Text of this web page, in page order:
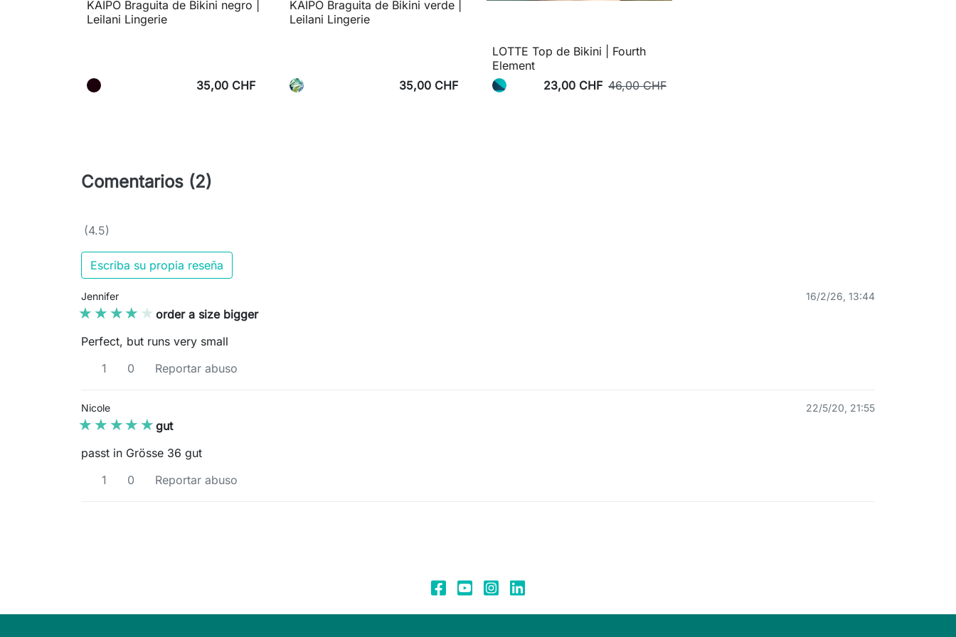
KAIPO Braguita de Bikini negro |
Leilani Lingerie
35,00 CHF
KAIPO Braguita de Bikini verde |
Leilani Lingerie
35,00 CHF
LOTTE Top de Bikini | Fourth
Element
23,00 CHF 46,00 CHF
Comentarios (2)
(4.5)
Escriba su propia reseña
Jennifer 16/2/26, 13:44
★★★★★
★★★★★ order a size bigger
Perfect, but runs very small
1
0 Reportar abuso
Nicole 22/5/20, 21:55
★★★★★
★★★★★ gut
passt in Grösse 36 gut
1
0 Reportar abuso